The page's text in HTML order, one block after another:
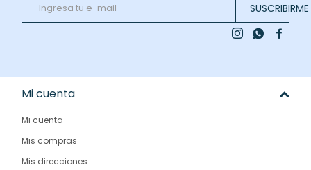
SUSCRIBIRME

 
Mi cuenta
Mi cuenta
Mis compras
Mis direcciones